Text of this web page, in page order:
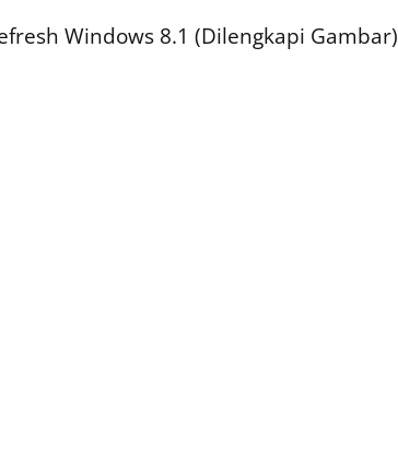
Windows 8.1 (Dilengkapi Gambar)